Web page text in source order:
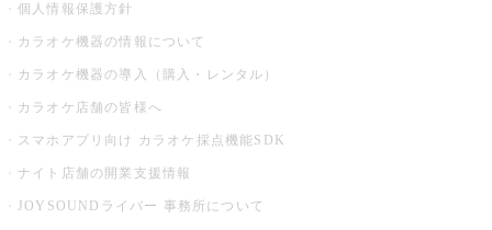
個人情報保護方針
カラオケ機器の情報について
カラオケ機器の導入（購入・レンタル）
カラオケ店舗の皆様へ
スマホアプリ向け カラオケ採点機能SDK
ナイト店舗の開業支援情報
JOYSOUNDライバー 事務所について